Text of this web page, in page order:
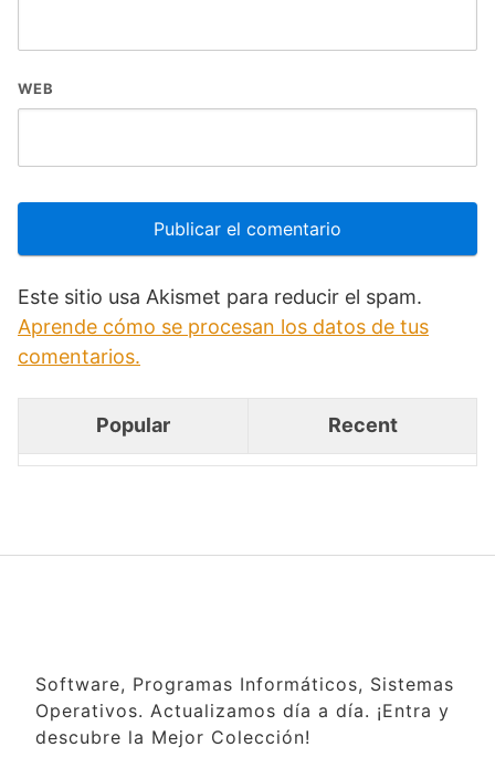
WEB
Este sitio usa Akismet para reducir el spam.
Aprende cómo se procesan los datos de tus
comentarios.
Popular Recent
Software, Programas Informáticos, Sistemas
Operativos. Actualizamos día a día. ¡Entra y
descubre la Mejor Colección!